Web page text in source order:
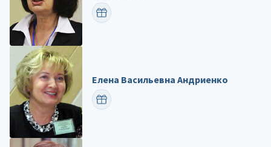
ПОЗДРАВИТЬ
Елена Васильевна Андриенко
ПОЗДРАВИТЬ